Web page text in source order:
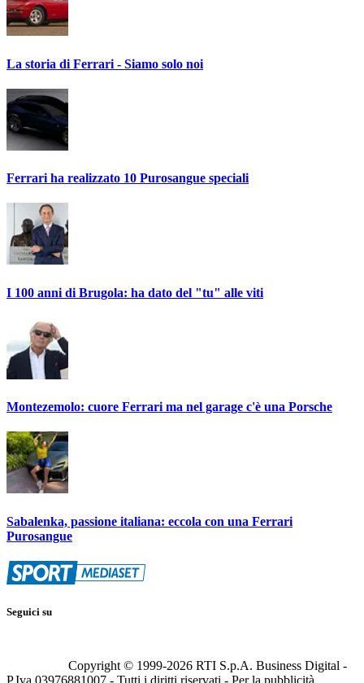
La storia di Ferrari - Siamo solo noi
Ferrari ha realizzato 10 Purosangue speciali
I 100 anni di Brugola: ha dato del "tu" alle viti
Montezemolo: cuore Ferrari ma nel garage c'è una Porsche
Sabalenka, passione italiana: eccola con una Ferrari
Purosangue
Seguici su
Copyright © 1999-2026 RTI S.p.A. Business Digital -